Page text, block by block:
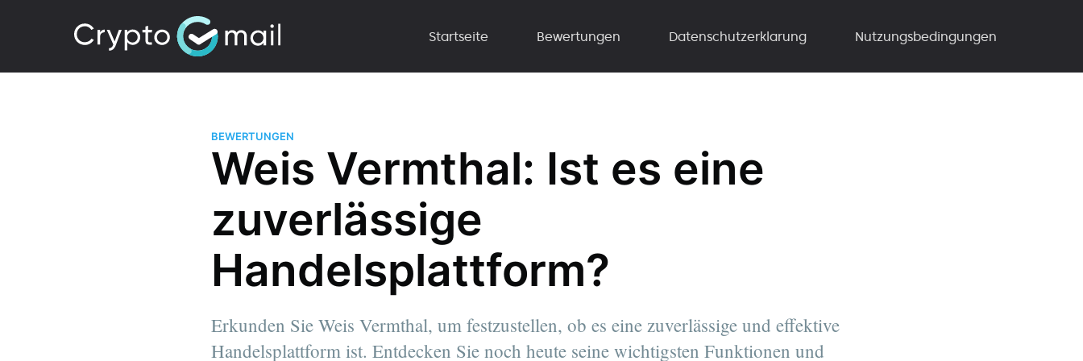
Startseite Bewertungen Datenschutzerklarung Nutzungsbedingungen
BEWERTUNGEN
Weis Vermthal: Ist es eine
zuverlässige
Handelsplattform?
Erkunden Sie Weis Vermthal, um festzustellen, ob es eine zuverlässige und effektive
Handelsplattform ist. Entdecken Sie noch heute seine wichtigsten Funktionen und